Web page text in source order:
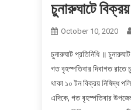
চুনারুঘাটে
October 10, 2020
চুনারুঘাট প্রতিনিধি ॥
গত বৃহস্পতিবার দিবাগত রাতে
থাকা ১০ টন বিক্রয় নিষিদ্ধ
এদিকে, গত বৃহস্পতিবার